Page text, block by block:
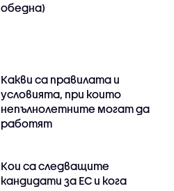
обедна)
Какви са правилата и
условията, при които
непълнолетните могат да
работят
Кои са следващите
кандидати за ЕС и кога